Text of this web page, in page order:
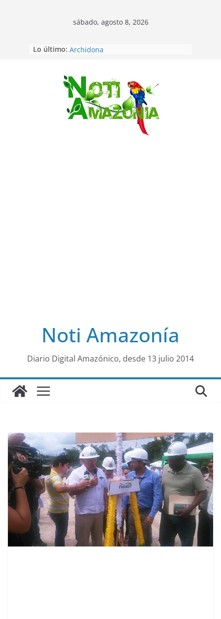
Saltar
al
sábado, agosto 8, 2026
Lo último: Napo: presunto sicariato en cantón
desaparecidos fueron encontrados
muertos en Puerto lopez
Sentencian a 34 años de prisión a
implicados en caso de Alison,
oriunda de Tena
Vozinha, el arquero sensación de
cabo Verde, ya llegó para
Noti Amazonía
Diario Digital Amazónico, desde 13 julio 2014